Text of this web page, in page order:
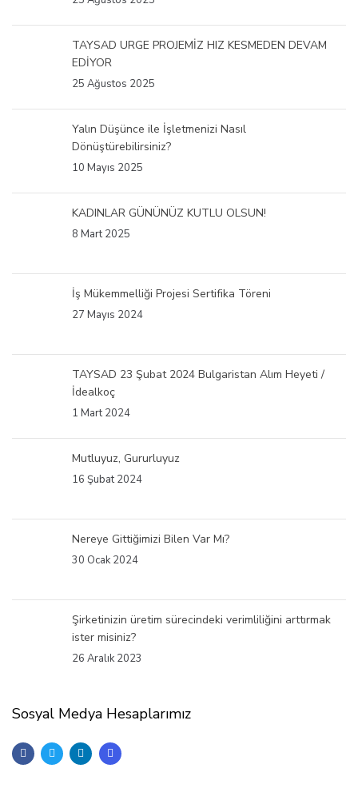
TAYSAD URGE PROJEMİZ HIZ KESMEDEN DEVAM
EDİYOR
25 Ağustos 2025
Yalın Düşünce ile İşletmenizi Nasıl
Dönüştürebilirsiniz?
10 Mayıs 2025
KADINLAR GÜNÜNÜZ KUTLU OLSUN!
8 Mart 2025
İş Mükemmelliği Projesi Sertifika Töreni
27 Mayıs 2024
TAYSAD 23 Şubat 2024 Bulgaristan Alım Heyeti /
İdealkoç
1 Mart 2024
Mutluyuz, Gururluyuz
16 Şubat 2024
Nereye Gittiğimizi Bilen Var Mı?
30 Ocak 2024
Şirketinizin üretim sürecindeki verimliliğini arttırmak
ister misiniz?
26 Aralık 2023
Sosyal Medya Hesaplarımız